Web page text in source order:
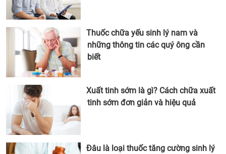
Thuốc chữa yếu sinh lý nam và
những thông tin các quý ông cần
biết
Xuất tinh sớm là gì? Cách chữa xuất
tinh sớm đơn giản và hiệu quả
Đâu là loại thuốc tăng cường sinh lý